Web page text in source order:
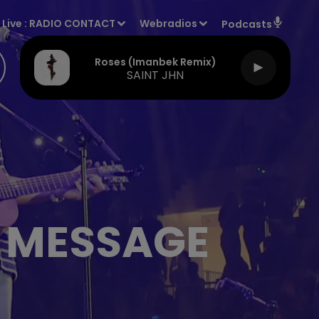
Live : RADIO CONTACT Webradios Podcasts
Roses (imanbek Remix)
SAINT JHN